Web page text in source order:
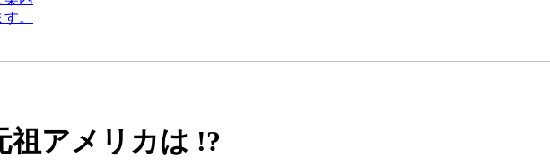
。
祖アメリカは !?